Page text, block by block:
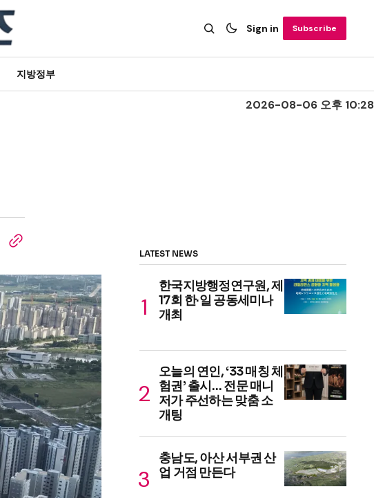
Sign in Subscribe
지방정부
2026-08-06 오후 10:28
LATEST NEWS
한국지방행정연구원, 제
17회 한·일 공동세미나
개최
오늘의 연인, ‘33 매칭 체
험권’ 출시… 전문 매니
저가 주선하는 맞춤 소
개팅
충남도, 아산 서부권 산
업 거점 만든다